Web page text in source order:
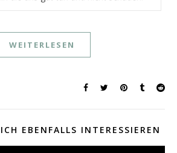
WEITERLESEN
EBENFALLS INTERESSIEREN